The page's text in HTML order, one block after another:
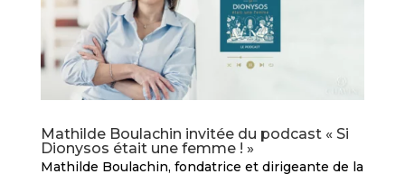
Mathilde Boulachin invitée du podcast « Si
Dionysos était une femme ! »
Mathilde Boulachin, fondatrice et dirigeante de la